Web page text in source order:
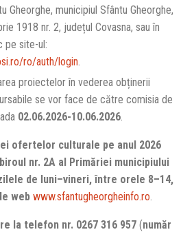
Gheorghe, municipiul Sfântu Gheorghe,
1918 nr. 2, județul Covasna, sau în
pe site-ul:
ro/auth/login
proiectelor în vederea obținerii
se vor face de către comisia de
02.06.2026-10.06.2026
ofertelor culturale pe anul 2026
nr. 2A al Primăriei municipiului
de luni–vineri, între orele 8–14,
web www.sfantugheorgheinfo.ro
la telefon nr. 0267 316 957 (număr